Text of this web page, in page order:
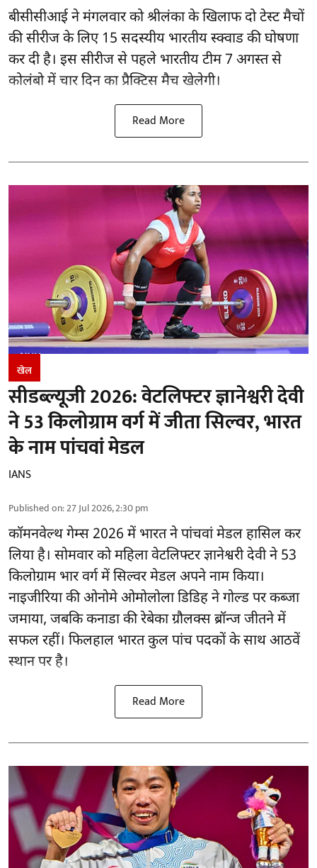
बीसीसीआईने मंगलवार को श्रीलंका के खिलाफ दो टेस्ट मैचों
की सीरीज के लिए 15 सदस्यीय भारतीय स्क्वाड की घोषणा
कर दी है। इस सीरीज से पहले भारतीय टीम 7 अगस्त से
कोलंबो में चार दिन का प्रैक्टिस मैच खेलेगी।
Read More
खेल
सीडब्ल्यूजी 2026: वेटलिफ्टर ज्ञानेश्वरी देवी
ने 53 किलोग्राम वर्ग में जीता सिल्वर, भारत
के नाम पांचवां मेडल
IANS
Published on:27 Jul 2026, 2:30 pm
कॉमनवेल्थ गेम्स 2026 में भारत ने पांचवां मेडल हासिल कर
लिया है। सोमवार को महिला वेटलिफ्टर ज्ञानेश्वरी देवी ने 53
किलोग्राम भार वर्ग में सिल्वर मेडल अपने नाम किया।
नाइजीरिया की ओनोमे ओमोलोला डिडिह ने गोल्ड पर कब्जा
जमाया, जबकि कनाडा की रेबेका ग्रौलक्स ब्रॉन्ज जीतने में
सफल रहीं। फिलहाल भारत कुल पांच पदकों के साथ आठवें
स्थान पर है।
Read More